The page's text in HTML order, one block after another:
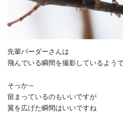
先輩バーダーさんは
飛んでいる瞬間を撮影しているよう
そっか～
留まっているのもいいですが
翼を広げた瞬間はいいですね